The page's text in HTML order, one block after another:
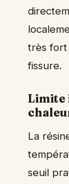
très
fissure.
Limite
La
seuil